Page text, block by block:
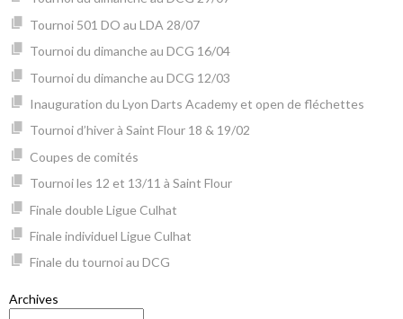
Tournoi 501 DO au LDA 28/07
Tournoi du dimanche au DCG 16/04
Tournoi du dimanche au DCG 12/03
Inauguration du Lyon Darts Academy et open de fléchettes
Tournoi d’hiver à Saint Flour 18 & 19/02
Coupes de comités
Tournoi les 12 et 13/11 à Saint Flour
Finale double Ligue Culhat
Finale individuel Ligue Culhat
Finale du tournoi au DCG
Archives